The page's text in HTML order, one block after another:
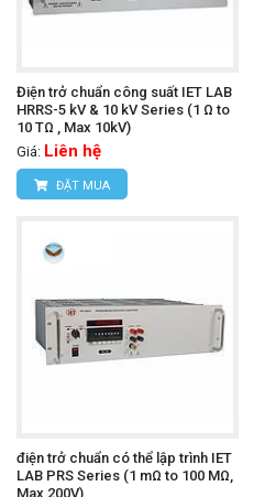
Điện trở chuẩn công suất IET LAB
HRRS-5 kV & 10 kV Series (1 Ω to
10 TΩ , Max 10kV)
Giá: Liên hệ
ĐẶT MUA
điện trở chuẩn có thể lập trình IET
LAB PRS Series (1 mΩ to 100 MΩ,
Max 200V)